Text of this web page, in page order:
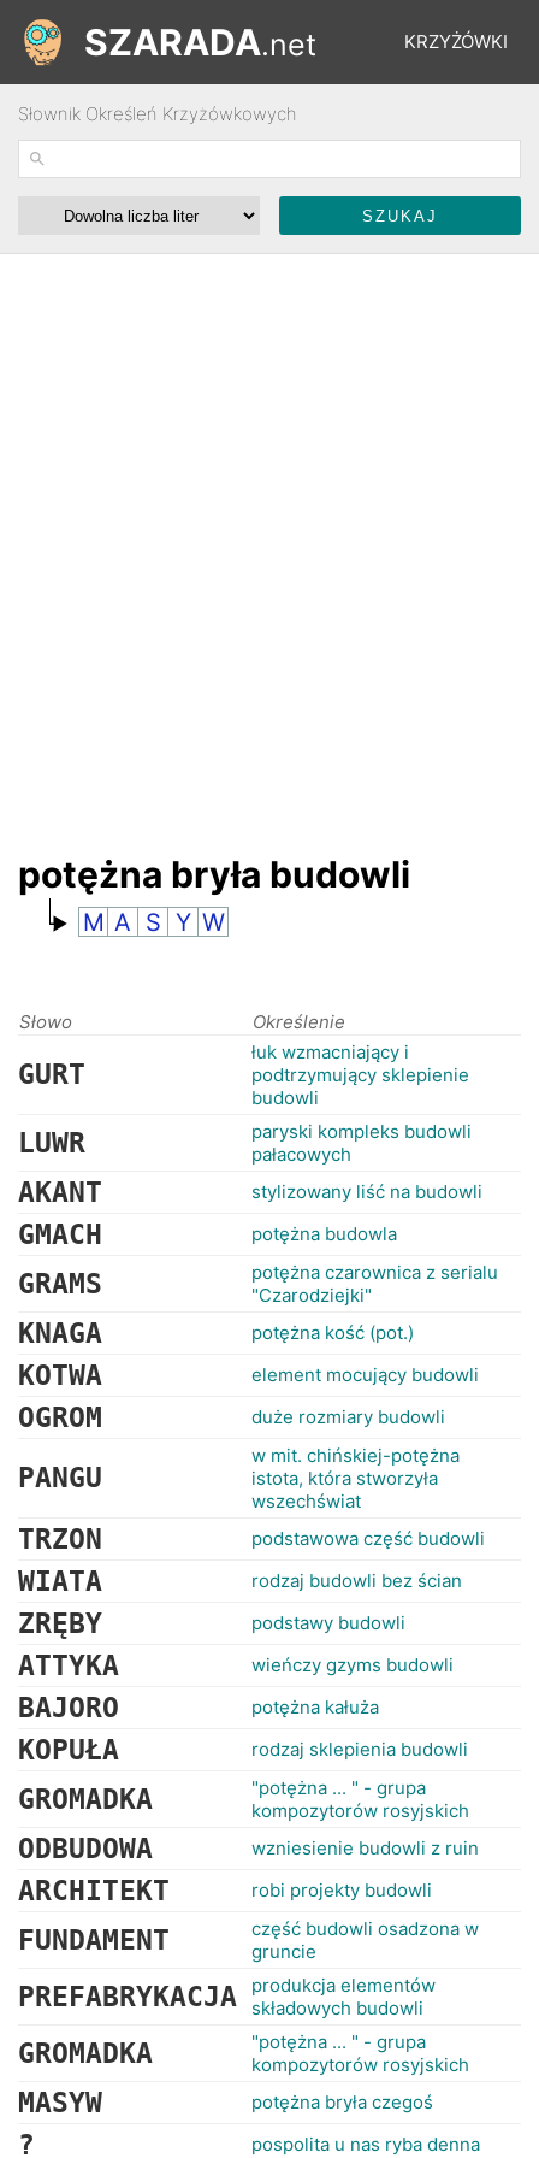
KRZYŻÓWKI
ŁAMIGŁÓWKI
SZARADA.net
Słownik Określeń Krzyżówkowych
potężna bryła budowli
M A S Y W
Słowo Określenie
GURT
łuk wzmacniający i
podtrzymujący sklepienie
budowli
LUWR
paryski kompleks budowli
pałacowych
AKANT stylizowany liść na budowli
GMACH potężna budowla
GRAMS
potężna czarownica z serialu
"Czarodziejki"
KNAGA potężna kość (pot.)
KOTWA element mocujący budowli
OGROM duże rozmiary budowli
PANGU
w mit. chińskiej-potężna
istota, która stworzyła
wszechświat
TRZON podstawowa część budowli
WIATA rodzaj budowli bez ścian
ZRĘBY podstawy budowli
ATTYKA wieńczy gzyms budowli
BAJORO potężna kałuża
KOPUŁA rodzaj sklepienia budowli
GROMADKA
"potężna ... " - grupa
kompozytorów rosyjskich
ODBUDOWA wzniesienie budowli z ruin
ARCHITEKT robi projekty budowli
FUNDAMENT
część budowli osadzona w
gruncie
PREFABRYKACJA
produkcja elementów
składowych budowli
GROMADKA
"potężna ... " - grupa
kompozytorów rosyjskich
MASYW potężna bryła czegoś
? pospolita u nas ryba denna